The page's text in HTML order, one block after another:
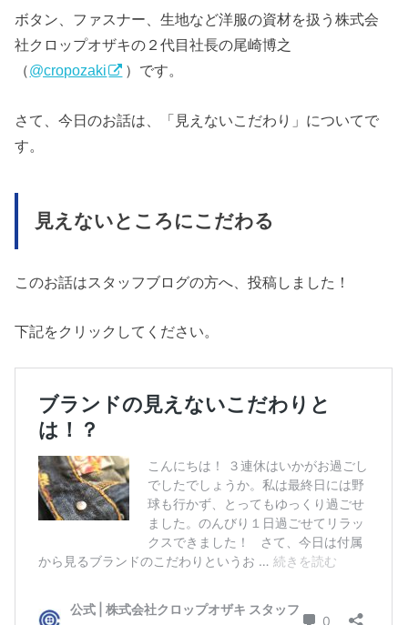
ボタン、ファスナー、生地など洋服の資材を扱う株式会
社クロップオザキの２代目社長の尾崎博之
（@cropozaki ）です。
さて、今日のお話は、「見えないこだわり」についてで
す。
見えないところにこだわる
このお話はスタッフブログの方へ、投稿しました！
下記をクリックしてください。